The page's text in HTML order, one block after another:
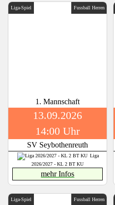
Liga-Spiel Fussball Herren
1. Mannschaft
13.09.2026
14:00 Uhr
SV Seybothenreuth
Liga
2026/2027 - KL 2 BT KU
mehr Infos
Liga-Spiel Fussball Herren